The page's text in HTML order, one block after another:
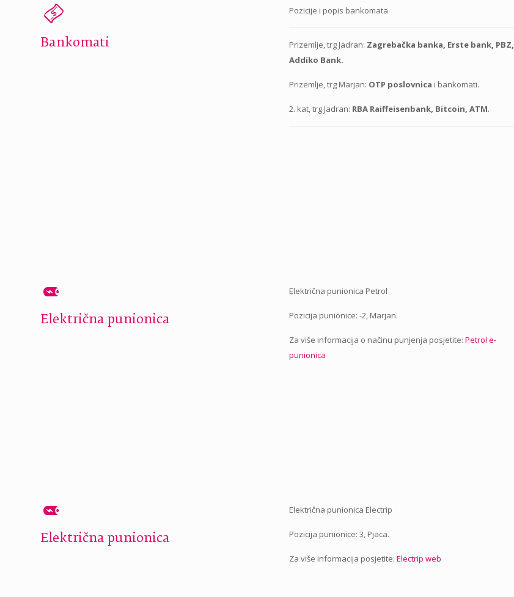
Bankomati
Pozicije i popis bankomata
Prizemlje, trg Jadran: Zagrebačka banka, Erste bank, PBZ,
Addiko Bank.
Prizemlje, trg Marjan: OTP poslovnica i bankomati.
2. kat, trg Jadran: RBA Raiffeisenbank, Bitcoin, ATM.
Električna punionica
Električna punionica Petrol
Pozicija punionice: -2, Marjan.
Za više informacija o načinu punjenja posjetite: Petrol e-
punionica
Električna punionica
Električna punionica Electrip
Pozicija punionice: 3, Pjaca.
Za više informacija posjetite: Electrip web